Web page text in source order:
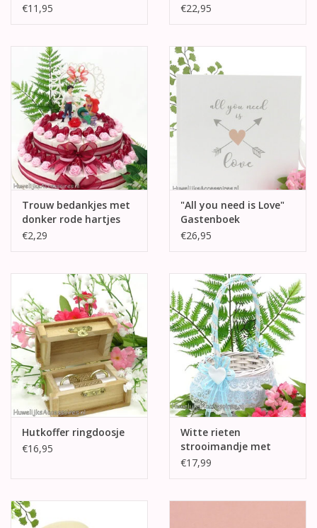
€11,95
€22,95
Trouw bedankjes met
donker rode hartjes
€2,29
"All you need is Love"
Gastenboek
€26,95
Hutkoffer ringdoosje
€16,95
Witte rieten
strooimandje met
blauw en wit kant
€17,99